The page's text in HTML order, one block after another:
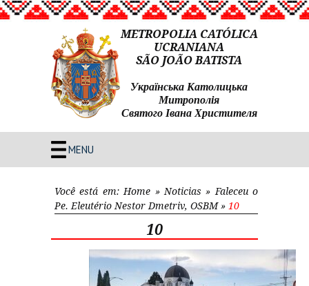
METROPOLIA CATÓLICA
UCRANIANA
SÃO JOÃO BATISTA
Українська Католицька
Митрополія
Святого Івана Христителя
MENU
Você está em: Home » Noticias » Faleceu o
Pe. Eleutério Nestor Dmetriv, OSBM» 10
10